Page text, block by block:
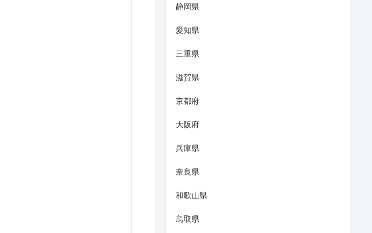
静岡県
愛知県
三重県
滋賀県
京都府
大阪府
兵庫県
奈良県
和歌山県
鳥取県